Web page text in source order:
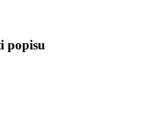
popisu